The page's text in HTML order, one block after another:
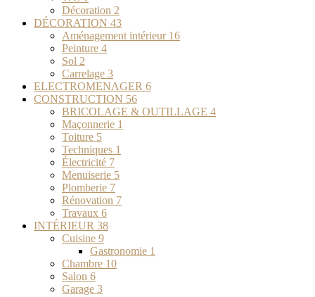
Décoration 2
DÉCORATION 43
Aménagement intérieur 16
Peinture 4
Sol 2
Carrelage 3
ELECTROMENAGER 6
CONSTRUCTION 56
BRICOLAGE & OUTILLAGE 4
Maçonnerie 1
Toiture 5
Techniques 1
Électricité 7
Menuiserie 5
Plomberie 7
Rénovation 7
Travaux 6
INTÉRIEUR 38
Cuisine 9
Gastronomie 1
Chambre 10
Salon 6
Garage 3